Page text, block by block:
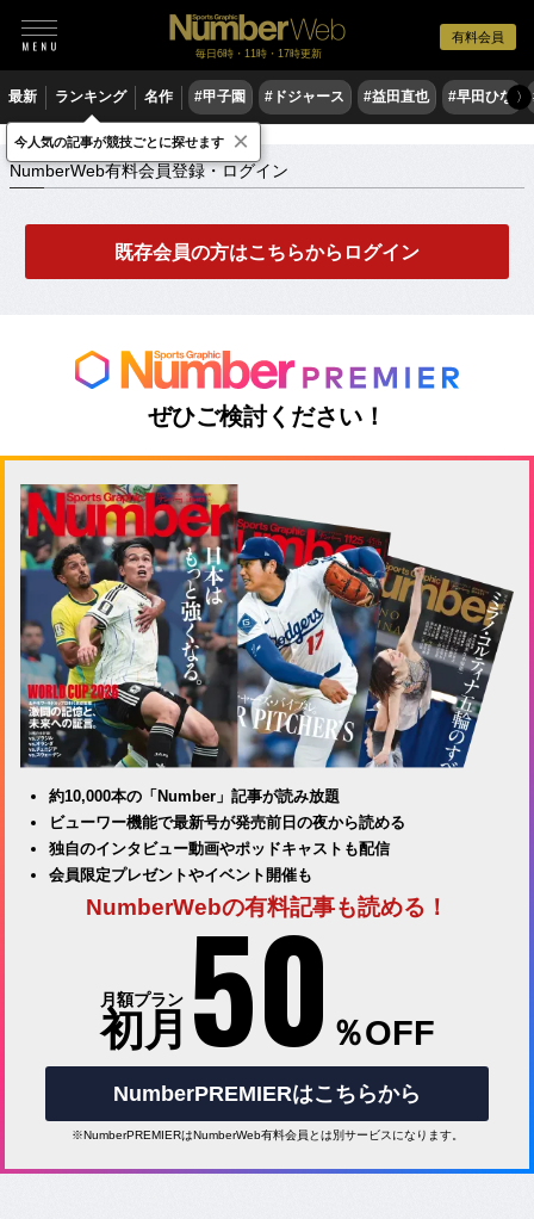
有料会員
毎日6時・11時・17時更新
最新 ランキング 名作 #甲子園 #ドジャース #益田直也 #早田ひな 〉
NumberWeb有料会員登録・ログイン
NumberWeb有料会員登録・ログイン
既存会員の方はこちらからログイン
ぜひご検討ください！
約10,000本の「Number」記事が読み放題
ビューワー機能で最新号が発売前日の夜から読める
独自のインタビュー動画やポッドキャストも配信
会員限定プレゼントやイベント開催も
NumberWebの有料記事も読める！
月額プラン
初月 50 ％OFF
NumberPREMIERはこちらから
※NumberPREMIERはNumberWeb有料会員とは別サービスになります。
今人気の記事が競技ごとに探せます ×